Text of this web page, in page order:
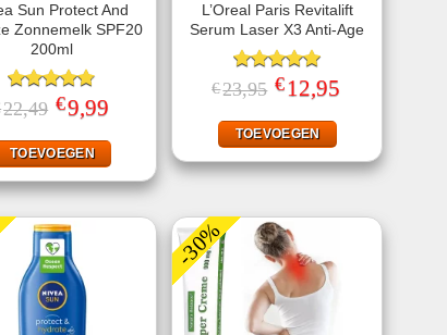
Sun Protect And
Zonnemelk SPF20
200ml
Gewaardeerd
4.78uit 5
22,49 Oorspronkelijke
prijs
€22,49.
€9,99Huidige
€9,99.
TOEVOEGEN
L’Oreal Paris Revitalift
Serum Laser X3 Anti-Age
Gewaardeerd
5.00uit 5
€23,95 Oorspronkelijke
prijs
€23,95.
€ 12,95prijs
TOEVOEGEN
-30%